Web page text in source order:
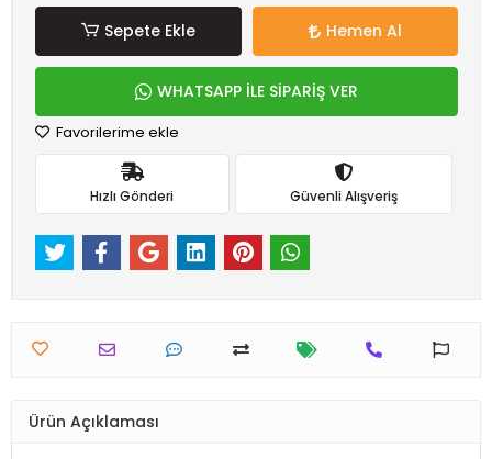
Sepete Ekle Hemen Al
WHATSAPP İLE SİPARİŞ VER
Favorilerime ekle
Hızlı Gönderi Güvenli Alışveriş
Ürün Açıklaması